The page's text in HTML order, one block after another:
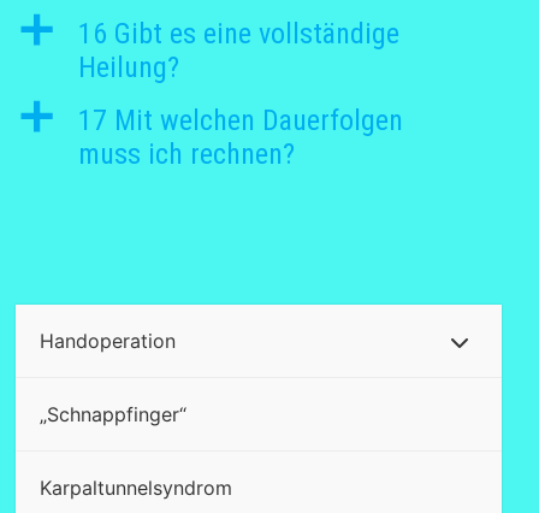
a
16 Gibt es eine vollständige
Heilung?
a
17 Mit welchen Dauerfolgen
muss ich rechnen?
Handoperation
„Schnappfinger“
Karpaltunnelsyndrom